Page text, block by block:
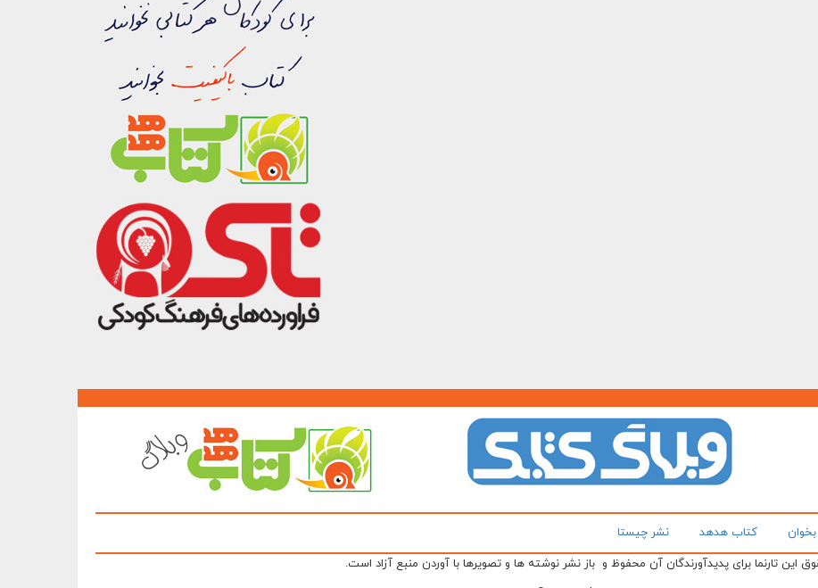
کتاب هدهد
نشر چیستا
این تارنما برای پدیدآورندگان آن محفوظ و باز نشر نوشته ها و تصویرها با آوردن منبع آزاد است.